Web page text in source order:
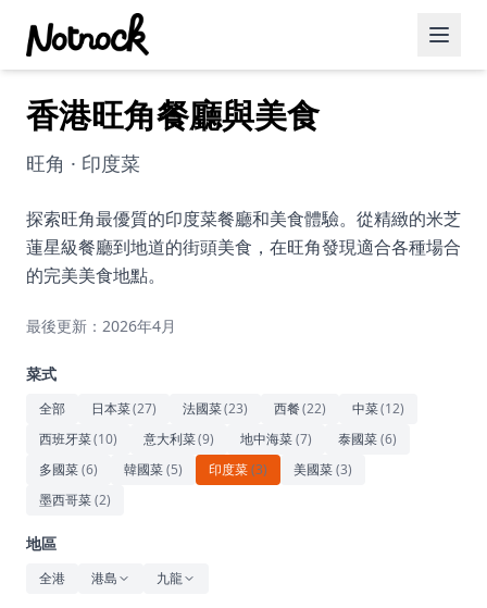
精選活動
博客文章
約會好去處
美食佳餚
藝術文化
休閒
音樂
香港旺角餐廳與美食
旺角 · 印度菜
探索旺角最優質的印度菜餐廳和美食體驗。從精緻的米芝
蓮星級餐廳到地道的街頭美食，在旺角發現適合各種場合
的完美美食地點。
最後更新：2026年4月
菜式
全部 日本菜(27) 法國菜(23) 西餐(22) 中菜(12)
西班牙菜(10) 意大利菜(9) 地中海菜(7) 泰國菜(6)
多國菜(6) 韓國菜(5) 印度菜(3) 美國菜(3)
墨西哥菜(2)
地區
全港 港島 九龍